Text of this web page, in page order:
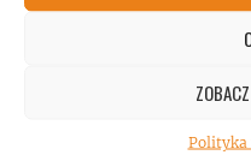
Polityka
Koncert AC/DC